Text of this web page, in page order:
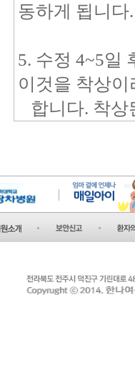
동하게 됩니다.
5. 수정 4~5일
이것을 착상이
합니다. 착상